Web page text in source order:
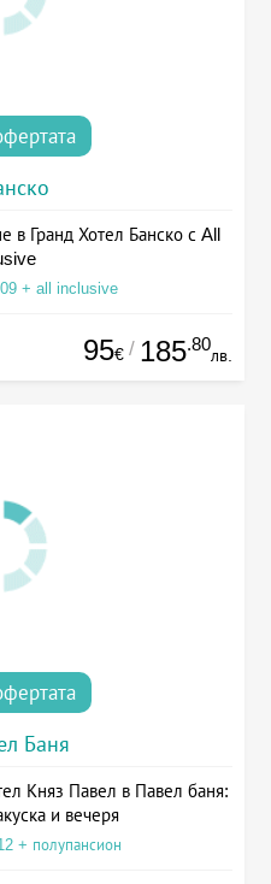
в Гранд Хотел Банско с All
+ all inclusive
95€ / 185.80
лв.
Баня
Княз Павел в Павел баня:
и вечеря
+ полупансион